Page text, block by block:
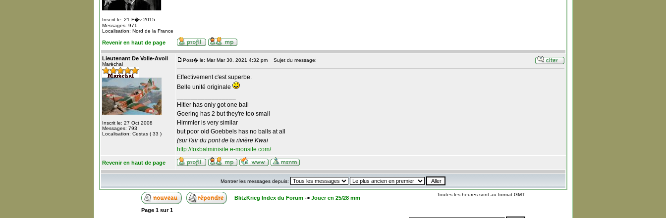
Inscrit le: 21 F�v 2015
Messages: 971
Localisation: Nord de la France
Revenir en haut de page
Lieutenant De Volle-Avoil
Maréchal
Inscrit le: 27 Oct 2008
Messages: 793
Localisation: Cestas ( 33 )
Post� le: Mar Mar 30, 2021 4:32 pm Sujet du message:
Effectivement c'est superbe.
Belle unité originale
Hitler has only got one ball
Goering has 2 but they're too small
Himmler is very similar
but poor old Goebbels has no balls at all
(sur l'air du pont de la rivière Kwai
http://foxbatminisite.e-monsite.com/
Revenir en haut de page
Montrer les messages depuis:
BlitzKrieg Index du Forum -> Jouer en 25/28 mm
Toutes les heures sont au format GMT
Page 1 sur1